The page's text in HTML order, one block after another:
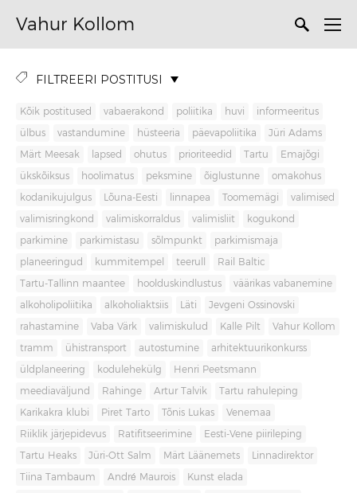
Vahur Kollom
FILTREERI POSTITUSI
Kõik postitused vabaerakond poliitika huvi informeeritus
ülbus vastandumine hüsteeria päevapoliitika Jüri Adams
Märt Meesak lapsed ohutus prioriteedid Tartu Emajõgi
ükskõiksus hoolimatus peksmine õiglustunne omakohus
kodanikujulgus Lõuna-Eesti linnapea Toomemägi valimised
valimisringkond valimiskorraldus valimisliit kogukond
parkimine parkimistasu sõlmpunkt parkimismaja
planeeringud kummitempel teerull Rail Baltic
Tartu-Tallinn maantee hoolduskindlustus väärikas vabanemine
alkoholipoliitika alkoholiaktsiis Läti Jevgeni Ossinovski
rahastamine Vaba Värk valimiskulud Kalle Pilt Vahur Kollom
tramm ühistransport autostumine arhitektuurikonkurss
üldplaneering kodulehekülg Henri Peetsmann
meediaväljund Rahinge Artur Talvik Tartu rahuleping
Karikakra klubi Piret Tarto Tõnis Lukas Venemaa
Riiklik järjepidevus Ratifitseerimine Eesti-Vene piirileping
Tartu Heaks Jüri-Ott Salm Märt Läänemets Linnadirektor
Tiina Tambaum André Maurois Kunst elada